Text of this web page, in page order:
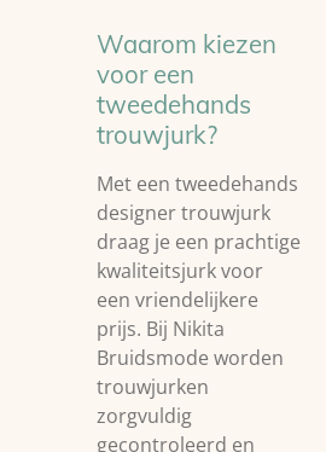
Waarom kiezen
voor een
tweedehands
trouwjurk?
Met een tweedehands
designer trouwjurk
draag je een prachtige
kwaliteitsjurk voor
een vriendelijkere
prijs. Bij Nikita
Bruidsmode worden
trouwjurken
zorgvuldig
gecontroleerd en